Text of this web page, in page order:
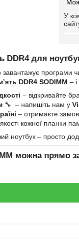
У
DDR4 для
програми
DDR4 SODIMM –
– відкривайте
🔧 – напишіть нам у
– отримаєте
кожної планки
ноутбук – просто
можна прямо